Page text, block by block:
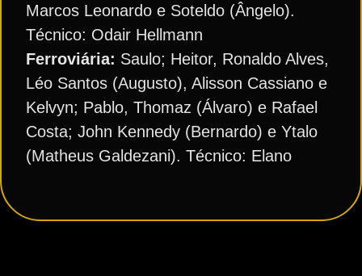
Marcos Leonardo e Soteldo (Ângelo).
Técnico: Odair Hellmann
Ferroviária: Saulo; Heitor, Ronaldo Alves,
Léo Santos (Augusto), Alisson Cassiano e
Kelvyn; Pablo, Thomaz (Álvaro) e Rafael
Costa; John Kennedy (Bernardo) e Ytalo
(Matheus Galdezani). Técnico: Elano